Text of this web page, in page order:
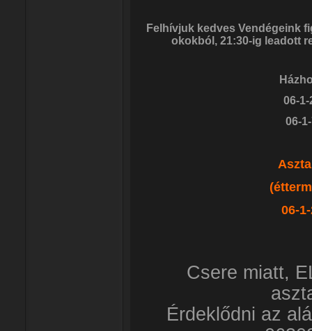
Felhívjuk kedves Vendégeink
okokból, 21:30-ig leadott
06-1-
06-
06-
Csere miatt,
Érdeklődni az